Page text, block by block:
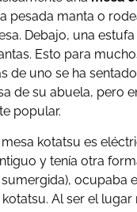
pesada manta o
Debajo, una
Esto para
de uno se ha
de su abuela, pero
popular.
kotatsu es
y tenía otra
ocupaba
Al ser el